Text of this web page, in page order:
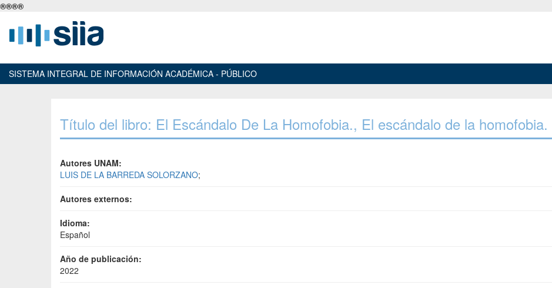
®®®®
SISTEMA INTEGRAL DE INFORMACIÓN ACADÉMICA - PÚBLICO
Título del libro: El Escándalo De La Homofobia., El escándalo de la homofobia.
Autores UNAM:
LUIS DE LA BARREDA SOLORZANO;
Autores externos:
Idioma:
Español
Año de publicación:
2022